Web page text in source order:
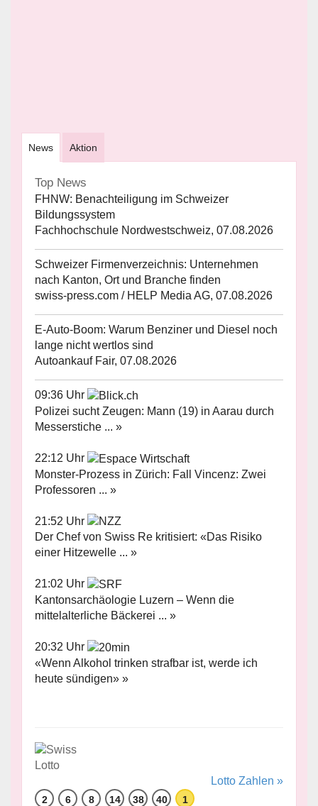
News Aktion
Top News
FHNW: Benachteiligung im Schweizer
Bildungssystem
Fachhochschule Nordwestschweiz, 07.08.2026
Schweizer Firmenverzeichnis: Unternehmen
nach Kanton, Ort und Branche finden
swiss-press.com / HELP Media AG, 07.08.2026
E-Auto-Boom: Warum Benziner und Diesel noch
lange nicht wertlos sind
Autoankauf Fair, 07.08.2026
09:36 Uhr
Polizei sucht Zeugen: Mann (19) in Aarau durch
Messerstiche ... »
22:12 Uhr
Monster-Prozess in Zürich: Fall Vincenz: Zwei
Professoren ... »
21:52 Uhr
Der Chef von Swiss Re kritisiert: «Das Risiko
einer Hitzewelle ... »
21:02 Uhr
Kantonsarchäologie Luzern – Wenn die
mittelalterliche Bäckerei ... »
20:32 Uhr
«Wenn Alkohol trinken strafbar ist, werde ich
heute sündigen» »
Lotto Zahlen »
2 6 8 14 38 40 1